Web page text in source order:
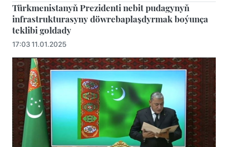
Türkmenistanyň Prezidenti nebit pudagynyň
infrastrukturasyny döwrebaplaşdyrmak boýunça
teklibi goldady
17:03 11.01.2025